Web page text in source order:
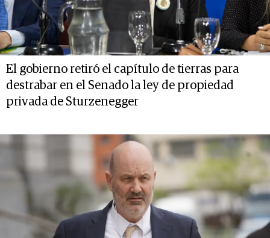
El gobierno retiró el capítulo de tierras para
destrabar en el Senado la ley de propiedad
privada de Sturzenegger